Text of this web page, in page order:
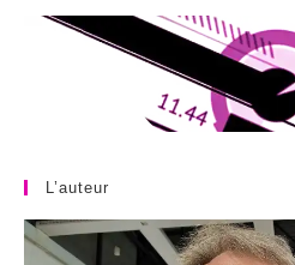
L’auteur